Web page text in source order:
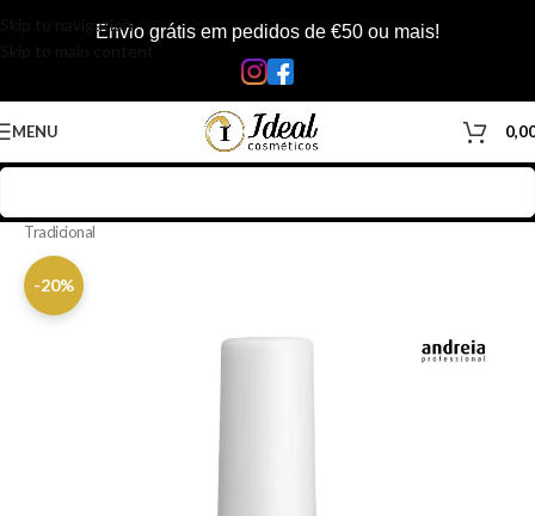
Skip to navigationEnvio grátis em pedidos de €50 ou mais!
MENU
Tradicional
-20%